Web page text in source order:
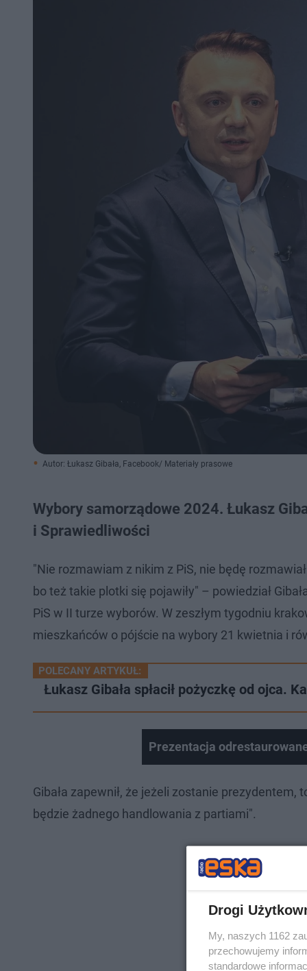
Autor: Łukasz Gibała, Facebook/ Materiały prasowe
Wybory samorządowe 2024. Łukasz
i Sprawiedliwości
"Nie rozmawiam z nikim z PiS, nie będę
bo też takie plotki się pojawiły" – powiedział
PiS w II turze wyborów. W zeszłym tygodniu
mieszkańców o pójście na wybory 21 kwietnia i
POLECANY ARTYKUŁ:
Łukasz Gibała spłacił pożyczkę od ojca.
Prezentacja
Gibała zapewnił, że jeżeli zostanie
będzie żadnego handlowania z partiami".
Drogi
My, naszych 1162
przechowujemy
standardowe